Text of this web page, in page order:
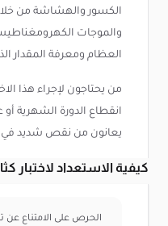
الكسور والهشاشة من
والموجات
العظام ومعرفة المقدار
من يحتاجون لإجراء هذا
يعانون من نقص شديد في
كيفية الاستعداد لاختبار
الحرص على الامتناع عن